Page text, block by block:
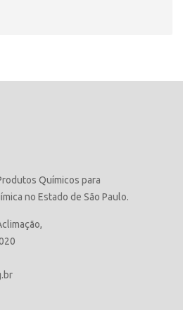
Químicos para
no Estado de São Paulo.